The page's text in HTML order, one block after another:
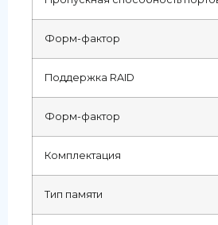
Форм-фактор
Поддержка RAID
Форм-фактор
Комплектация
Тип памяти